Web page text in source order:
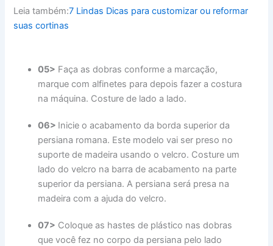
Leia também:7 Lindas Dicas para customizar ou reformar
suas cortinas
05> Faça as dobras conforme a marcação,
marque com alfinetes para depois fazer a costura
na máquina. Costure de lado a lado.
06> Inicie o acabamento da borda superior da
persiana romana. Este modelo vai ser preso no
suporte de madeira usando o velcro. Costure um
lado do velcro na barra de acabamento na parte
superior da persiana. A persiana será presa na
madeira com a ajuda do velcro.
07> Coloque as hastes de plástico nas dobras
que você fez no corpo da persiana pelo lado